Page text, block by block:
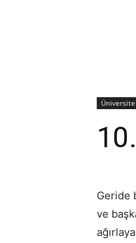
Geride
ve